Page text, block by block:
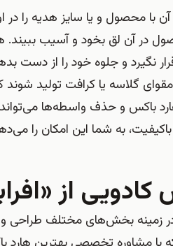
با محصول و یا سایز هدیه را
در آن لق بخود و آسیب ببیند.
نگیرد و جلوه خود را از دست
گلاسه یا کرافت تولید شوند
باکس و حذف واسطه‌ها
باکیفیت، به شما این امکان را
از
حرفه‌ای و باتجربه افرا باکس از سال 1390 در